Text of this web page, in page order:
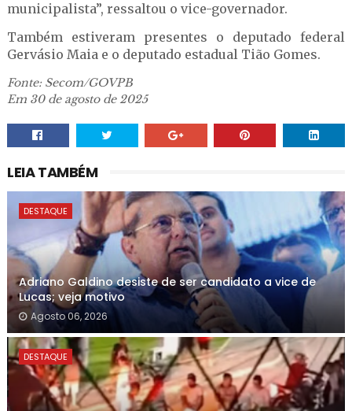
municipalista”, ressaltou o vice-governador.
Também estiveram presentes o deputado federal
Gervásio Maia e o deputado estadual Tião Gomes.
Fonte: Secom/GOVPB
Em 30 de agosto de 2025
LEIA TAMBÉM
DESTAQUE
Adriano Galdino desiste de ser candidato a vice de
Lucas; veja motivo
Agosto 06, 2026
DESTAQUE